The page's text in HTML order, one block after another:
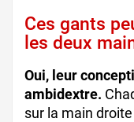
Ces gants
les deux
Oui, leur
ambidextre.
sur la main